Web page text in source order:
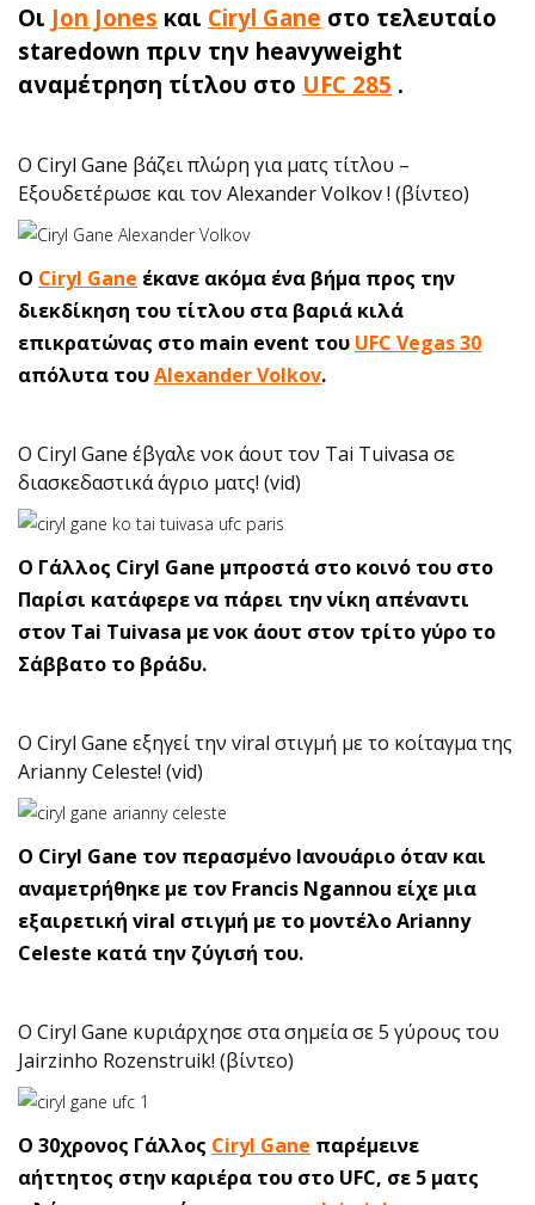
Οι Jon Jones και Ciryl Gane στο τελευταίο
staredown πριν την heavyweight
αναμέτρηση τίτλου στο UFC 285 .
O Ciryl Gane βάζει πλώρη για ματς τίτλου –
Εξουδετέρωσε και τον Alexander Volkov ! (βίντεο)
O Ciryl Gane έκανε ακόμα ένα βήμα προς την
διεκδίκηση του τίτλου στα βαριά κιλά
επικρατώνας στο main event του UFC Vegas 30
απόλυτα τουAlexander Volkov.
O Ciryl Gane έβγαλε νοκ άουτ τον Tai Tuivasa σε
διασκεδαστικά άγριο ματς! (vid)
O Γάλλος Ciryl Gane μπροστά στο κοινό του στο
Παρίσι κατάφερε να πάρει την νίκη απέναντι
στον Tai Tuivasa με νοκ άουτ στον τρίτο γύρο το
Σάββατο το βράδυ.
O Ciryl Gane εξηγεί την viral στιγμή με το κοίταγμα της
Arianny Celeste! (vid)
O Ciryl Gane τον περασμένο Ιανουάριο όταν και
αναμετρήθηκε με τον Francis Ngannou είχε μια
εξαιρετική viral στιγμή με το μοντέλο Arianny
Celeste κατά την ζύγισή του.
O Ciryl Gane κυριάρχησε στα σημεία σε 5 γύρους του
Jairzinho Rozenstruik! (βίντεο)
O 30χρονος Γάλλος Ciryl Gane παρέμεινε
αήττητος στην καριέρα του στο UFC, σε 5 ματς